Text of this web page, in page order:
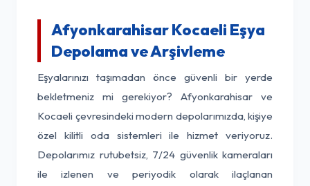
Afyonkarahisar Kocaeli Eşya
Depolama ve Arşivleme
Eşyalarınızı taşımadan önce güvenli bir yerde
bekletmeniz mi gerekiyor? Afyonkarahisar ve
Kocaeli çevresindeki modern depolarımızda, kişiye
özel kilitli oda sistemleri ile hizmet veriyoruz.
Depolarımız rutubetsiz, 7/24 güvenlik kameraları
ile izlenen ve periyodik olarak ilaçlanan